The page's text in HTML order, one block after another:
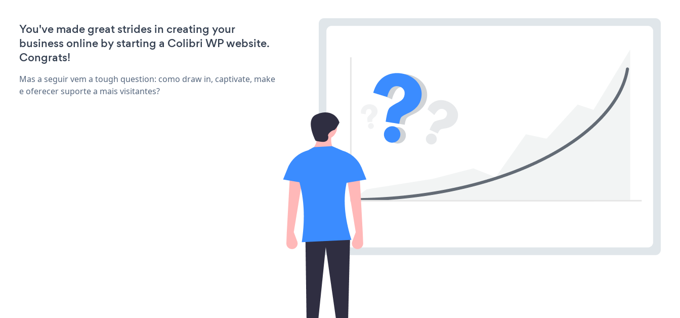
You've made great strides in creating your
business online by starting a Colibri WP website.
Congrats!
Mas a seguir vem a tough question: como draw in, captivate, make
e oferecer suporte a mais visitantes?